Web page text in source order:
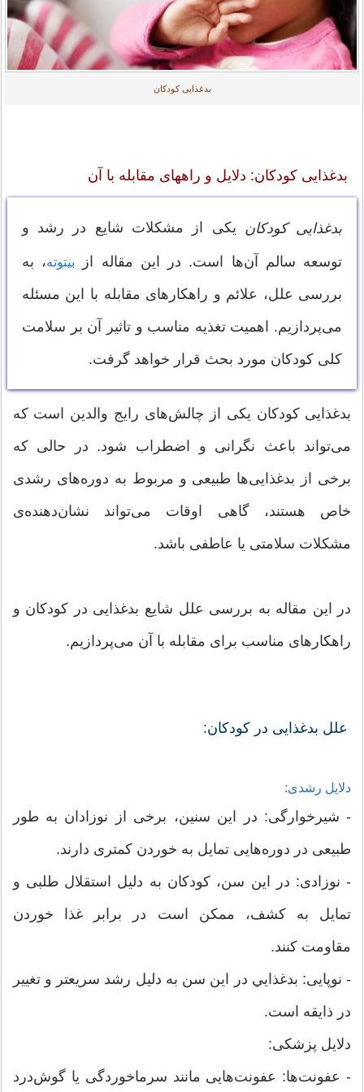
بدغذایی کودکان
بدغذایی کودکان: دلایل و راههای مقابله با آن
بدغذایی کودکان یکی از مشکلات شایع در رشد و
توسعه سالم آن‌ها است. در این مقاله از بیتوته، به
بررسی علل، علائم و راهکارهای مقابله با این مسئله
می‌پردازیم. اهمیت تغذیه مناسب و تاثیر آن بر سلامت
کلی کودکان مورد بحث قرار خواهد گرفت.
بدغذایی کودکان یکی از چالش‌های رایج والدین است که
می‌تواند باعث نگرانی و اضطراب شود. در حالی که
برخی از بدغذایی‌ها طبیعی و مربوط به دوره‌های رشدی
خاص هستند، گاهی اوقات می‌تواند نشان‌دهنده‌ی
مشکلات سلامتی یا عاطفی باشد.
در این مقاله به بررسی علل شایع بدغذایی در کودکان و
راهکارهای مناسب برای مقابله با آن می‌پردازیم.
علل بدغذایی در کودکان:
دلایل رشدی:
- شیرخوارگی: در این سنین، برخی از نوزادان به طور
طبیعی در دوره‌هایی تمایل به خوردن کمتری دارند.
- نوزادی: در این سن، کودکان به دلیل استقلال طلبی و
تمایل به کشف، ممکن است در برابر غذا خوردن
مقاومت کنند.
- نوپایی: بدغذايي در این سن به دلیل رشد سریعتر و تغییر
در ذایقه است.
دلایل پزشکی:
- عفونت‌ها: عفونت‌هایی مانند سرماخوردگی یا گوش‌درد